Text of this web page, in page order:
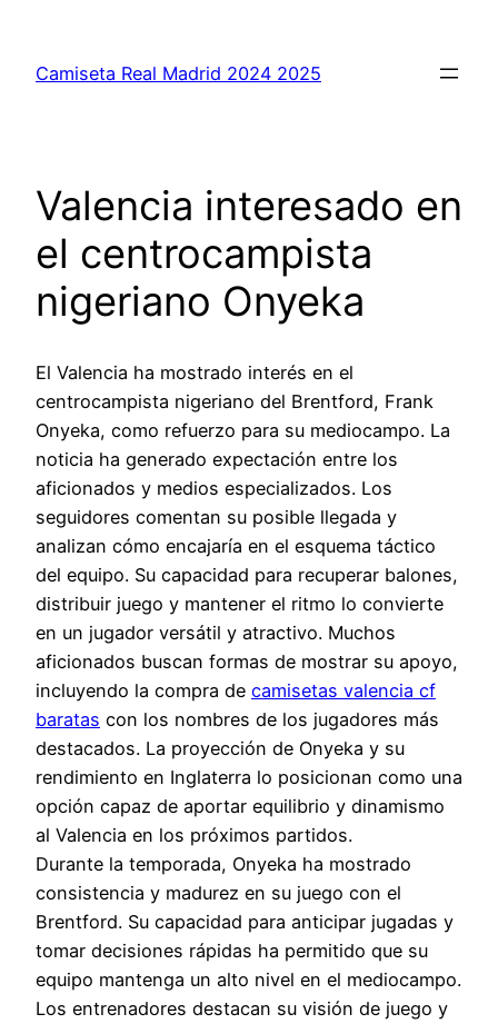
contenido
Camiseta Real Madrid 2024 2025
Valencia interesado en
el centrocampista
nigeriano Onyeka
El Valencia ha mostrado interés en el
centrocampista nigeriano del Brentford, Frank
Onyeka, como refuerzo para su mediocampo. La
noticia ha generado expectación entre los
aficionados y medios especializados. Los
seguidores comentan su posible llegada y
analizan cómo encajaría en el esquema táctico
del equipo. Su capacidad para recuperar balones,
distribuir juego y mantener el ritmo lo convierte
en un jugador versátil y atractivo. Muchos
aficionados buscan formas de mostrar su apoyo,
incluyendo la compra de camisetas valencia cf
baratas con los nombres de los jugadores más
destacados. La proyección de Onyeka y su
rendimiento en Inglaterra lo posicionan como una
opción capaz de aportar equilibrio y dinamismo
al Valencia en los próximos partidos.
Durante la temporada, Onyeka ha mostrado
consistencia y madurez en su juego con el
Brentford. Su capacidad para anticipar jugadas y
tomar decisiones rápidas ha permitido que su
equipo mantenga un alto nivel en el mediocampo.
Los entrenadores destacan su visión de juego y